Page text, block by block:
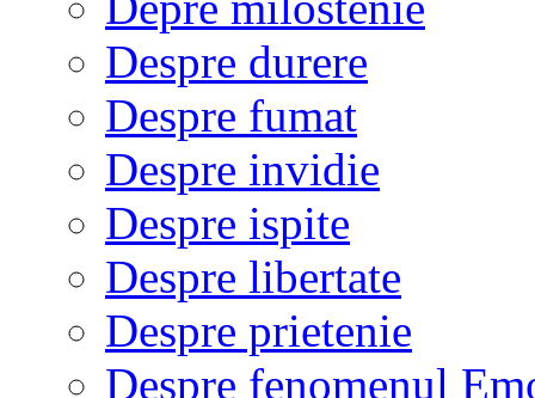
Despre durere
Despre fumat
Despre invidie
Despre ispite
Despre libertate
Despre prietenie
Despre fenomenul